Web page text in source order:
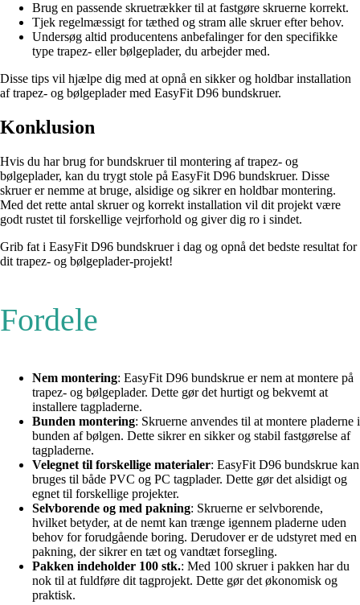
Brug en passende skruetrækker til at fastgøre skruerne korrekt.
Tjek regelmæssigt for tæthed og stram alle skruer efter behov.
Undersøg altid producentens anbefalinger for den specifikke
type trapez- eller bølgeplader, du arbejder med.
Disse tips vil hjælpe dig med at opnå en sikker og holdbar installation
af trapez- og bølgeplader med EasyFit D96 bundskruer.
Konklusion
Hvis du har brug for bundskruer til montering af trapez- og
bølgeplader, kan du trygt stole på EasyFit D96 bundskruer. Disse
skruer er nemme at bruge, alsidige og sikrer en holdbar montering.
Med det rette antal skruer og korrekt installation vil dit projekt være
godt rustet til forskellige vejrforhold og giver dig ro i sindet.
Grib fat i EasyFit D96 bundskruer i dag og opnå det bedste resultat for
dit trapez- og bølgeplader-projekt!
Fordele
Nem montering: EasyFit D96 bundskrue er nem at montere på
trapez- og bølgeplader. Dette gør det hurtigt og bekvemt at
installere tagpladerne.
Bunden montering: Skruerne anvendes til at montere pladerne i
bunden af bølgen. Dette sikrer en sikker og stabil fastgørelse af
tagpladerne.
Velegnet til forskellige materialer: EasyFit D96 bundskrue kan
bruges til både PVC og PC tagplader. Dette gør det alsidigt og
egnet til forskellige projekter.
Selvborende og med pakning: Skruerne er selvborende,
hvilket betyder, at de nemt kan trænge igennem pladerne uden
behov for forudgående boring. Derudover er de udstyret med en
pakning, der sikrer en tæt og vandtæt forsegling.
Pakken indeholder 100 stk.: Med 100 skruer i pakken har du
nok til at fuldføre dit tagprojekt. Dette gør det økonomisk og
praktisk.